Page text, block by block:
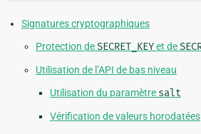
Signatures cryptographiques
Protection deSECRET_KEYet de
Utilisation de l’API de bas niveau
Utilisation du paramètre salt
Vérification de valeurs horodatées